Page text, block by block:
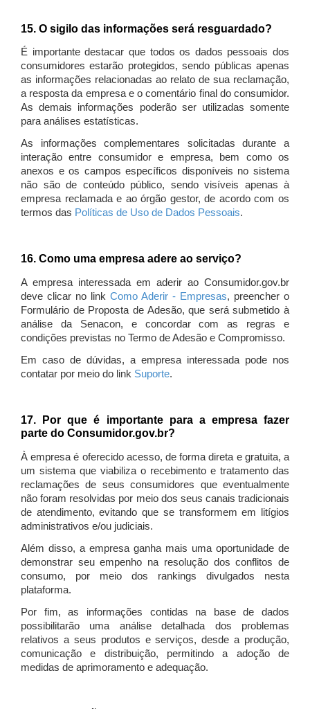
15. O sigilo das informações será resguardado?
É importante destacar que todos os dados pessoais dos
consumidores estarão protegidos, sendo públicas apenas
as informações relacionadas ao relato de sua reclamação,
a resposta da empresa e o comentário final do consumidor.
As demais informações poderão ser utilizadas somente
para análises estatísticas.
As informações complementares solicitadas durante a
interação entre consumidor e empresa, bem como os
anexos e os campos específicos disponíveis no sistema
não são de conteúdo público, sendo visíveis apenas à
empresa reclamada e ao órgão gestor, de acordo com os
termos das Políticas de Uso de Dados Pessoais.
16. Como uma empresa adere ao serviço?
A empresa interessada em aderir ao Consumidor.gov.br
deve clicar no link Como Aderir - Empresas, preencher o
Formulário de Proposta de Adesão, que será submetido à
análise da Senacon, e concordar com as regras e
condições previstas no Termo de Adesão e Compromisso.
Em caso de dúvidas, a empresa interessada pode nos
contatar por meio do link Suporte.
17. Por que é importante para a empresa fazer
parte do Consumidor.gov.br?
À empresa é oferecido acesso, de forma direta e gratuita, a
um sistema que viabiliza o recebimento e tratamento das
reclamações de seus consumidores que eventualmente
não foram resolvidas por meio dos seus canais tradicionais
de atendimento, evitando que se transformem em litígios
administrativos e/ou judiciais.
Além disso, a empresa ganha mais uma oportunidade de
demonstrar seu empenho na resolução dos conflitos de
consumo, por meio dos rankings divulgados nesta
plataforma.
Por fim, as informações contidas na base de dados
possibilitarão uma análise detalhada dos problemas
relativos a seus produtos e serviços, desde a produção,
comunicação e distribuição, permitindo a adoção de
medidas de aprimoramento e adequação.